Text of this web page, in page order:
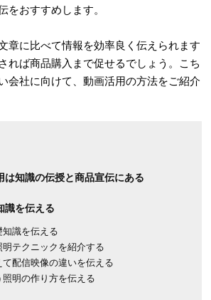
をおすすめします。
章に比べて情報を効率良く伝えられます
れば商品購入まで促せるでしょう。こち
会社に向けて、動画活用の方法をご紹介
は知識の伝授と商品宣伝にある
識を伝える
識を伝える
テクニックを紹介する
て配信映像の違いを伝える
明の作り方を伝える